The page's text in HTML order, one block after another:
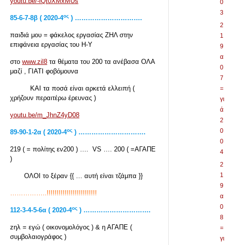
85-6-7-8β ( 2020-4ος ) ………………………….
παιδιά μου = φάκελος εργασίας ΖΗΛ στην
επιφάνεια εργασίας του Η-Υ
στο www.zil8 τα θέματα του 200 τα ανέβασα ΟΛΑ
μαζί , ΓΙΑΤΙ φοβόμουνα
ΚΑΙ τα ποσά είναι αρκετά ελλειπή (
χρήζουν περαιτέρω έρευνας )
youtu.be/m_JhnZ4yD08
89-90-1-2α ( 2020-4ος ) ………………………….
219 ( = πολίτης εν200 ) …. VS …. 200 ( =ΑΓΑΠΕ
)
ΟΛΟΙ το ξέραν {{ … αυτή είναι τζάμπα }}
……………..!!!!!!!!!!!!!!!!!!!!!!!!!
112-3-4-5-6α ( 2020-4ος ) ………………………….
zηλ = εγώ ( οικονομολόγος ) & η ΑΓΑΠΕ (
συμβολαιογράφος )
0
3
2
1
9
α
0
7
=
γι
ά
2
0
0
4
2
1
9
α
0
8
=
γι